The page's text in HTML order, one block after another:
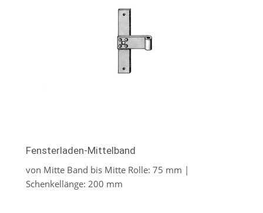
Fensterladen-Mittelband
von Mitte Band bis Mitte Rolle: 75 mm |
Schenkellänge: 200 mm